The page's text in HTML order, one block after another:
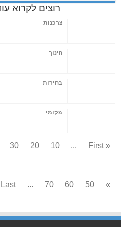
רוצים לקרוא
צרכנות
חינוך
בחירות
מקומי
« First
...
10
20
30
»
50
60
70
...
Last »